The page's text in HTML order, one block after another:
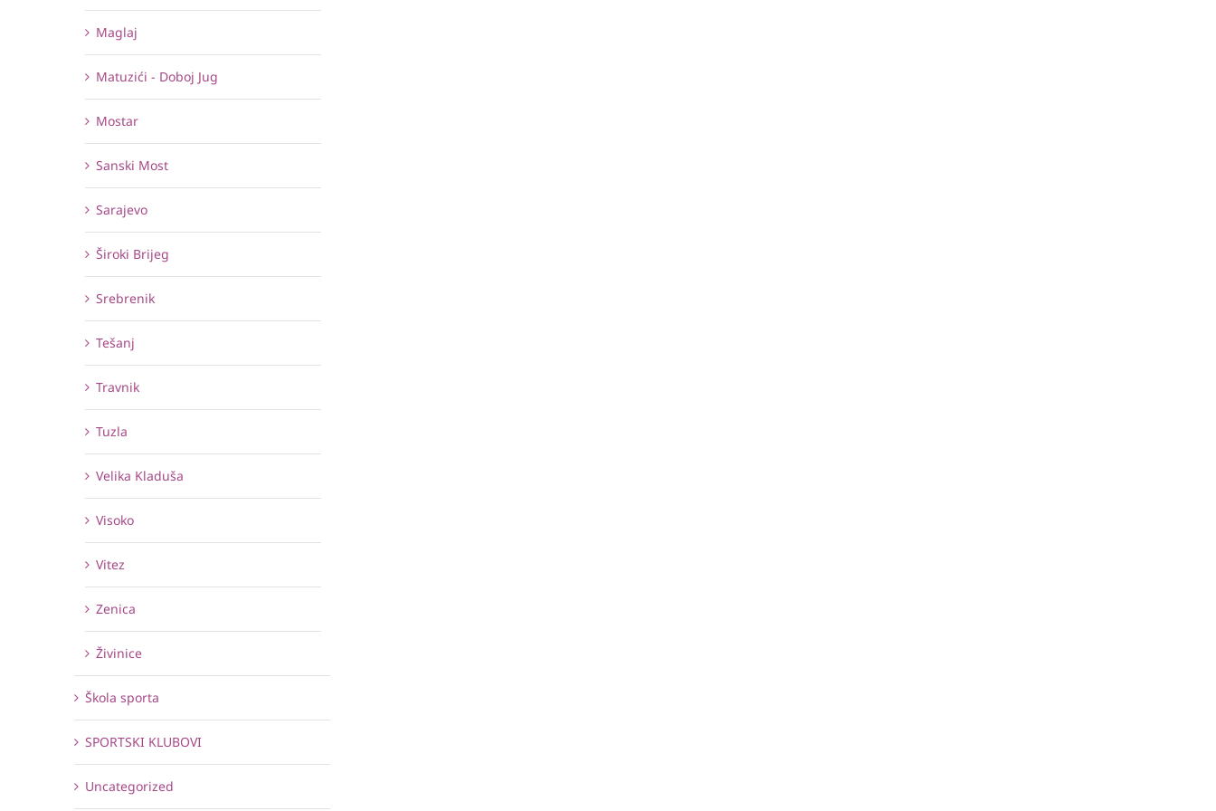
Maglaj
Matuzići - Doboj Jug
Mostar
Sanski Most
Sarajevo
Široki Brijeg
Srebrenik
Tešanj
Travnik
Tuzla
Velika Kladuša
Visoko
Vitez
Zenica
Živinice
Škola sporta
SPORTSKI KLUBOVI
Uncategorized